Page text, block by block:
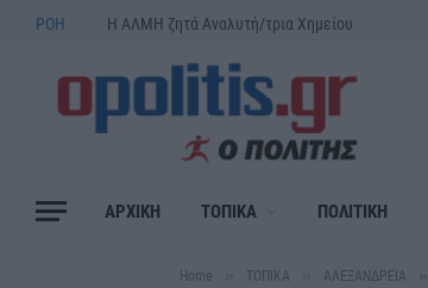
ΡΟΗ Η ΑΛΜΗ ζητά Αναλυτή/τρια Χημείου
ΑΡΧΙΚΗ ΤΟΠΙΚΑ ΠΟΛΙΤΙΚΗ
Home ΤΟΠΙΚΑ ΑΛΕΞΑΝΔΡΕΙΑ